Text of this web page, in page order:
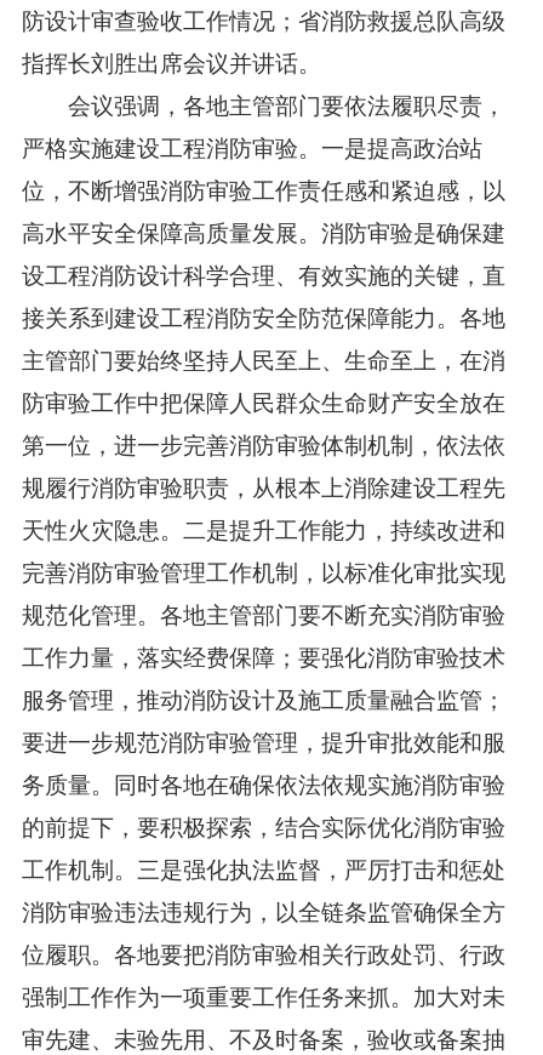
防设计审查验收工作情况；省消防救援总队高级
指挥长刘胜出席会议并讲话。
会议强调，各地主管部门要依法履职尽责，
严格实施建设工程消防审验。一是提高政治站
位，不断增强消防审验工作责任感和紧迫感，以
高水平安全保障高质量发展。消防审验是确保建
设工程消防设计科学合理、有效实施的关键，直
接关系到建设工程消防安全防范保障能力。各地
主管部门要始终坚持人民至上、生命至上，在消
防审验工作中把保障人民群众生命财产安全放在
第一位，进一步完善消防审验体制机制，依法依
规履行消防审验职责，从根本上消除建设工程先
天性火灾隐患。二是提升工作能力，持续改进和
完善消防审验管理工作机制，以标准化审批实现
规范化管理。各地主管部门要不断充实消防审验
工作力量，落实经费保障；要强化消防审验技术
服务管理，推动消防设计及施工质量融合监管；
要进一步规范消防审验管理，提升审批效能和服
务质量。同时各地在确保依法依规实施消防审验
的前提下，要积极探索，结合实际优化消防审验
工作机制。三是强化执法监督，严厉打击和惩处
消防审验违法违规行为，以全链条监管确保全方
位履职。各地要把消防审验相关行政处罚、行政
强制工作作为一项重要工作任务来抓。加大对未
审先建、未验先用、不及时备案，验收或备案抽